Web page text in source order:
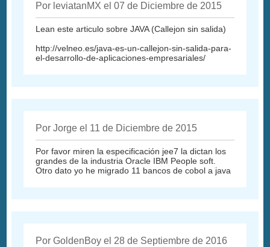
Por leviatanMX el 07 de Diciembre de 2015
Lean este articulo sobre JAVA (Callejon sin salida)
http://velneo.es/java-es-un-callejon-sin-salida-para-
el-desarrollo-de-aplicaciones-empresariales/
Por Jorge el 11 de Diciembre de 2015
Por favor miren la especificación jee7 la dictan los
grandes de la industria Oracle IBM People soft.
Otro dato yo he migrado 11 bancos de cobol a java
Por GoldenBoy el 28 de Septiembre de 2016